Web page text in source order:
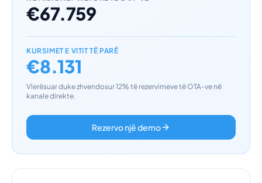
€67.759
KURSIMET E VITIT TË PARË
€8.131
Vlerësuar duke zhvendosur 12% të rezervimeve të OTA-ve në
kanale direkte.
Rezervo një demo